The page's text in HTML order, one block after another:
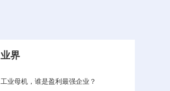
业界
工业母机，谁是盈利最强企业？